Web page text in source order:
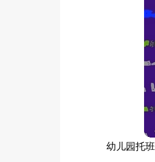
幼儿园托